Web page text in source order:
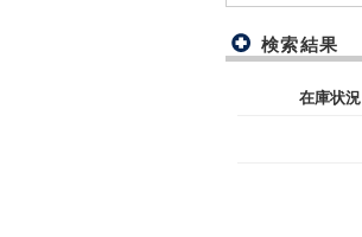
検索結果
在庫状況